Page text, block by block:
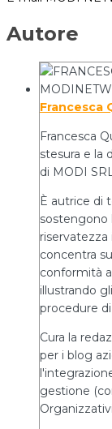
Autore
Francesca
Francesca
stesura e la
di MODI
È autrice di
sostengono
riservatezza
concentra
conformità
illustrando
procedure
Cura la
per i blog
gestione